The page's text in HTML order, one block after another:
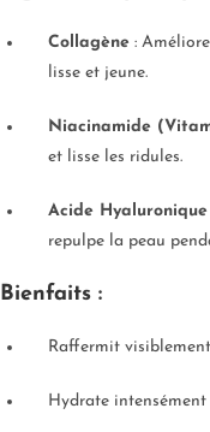
Collagène :
lisse et jeune.
Niacinamide
et lisse les ridules.
Acide Hyaluronique
repulpe la peau
Bienfaits :
Raffermit
Hydrate intensément